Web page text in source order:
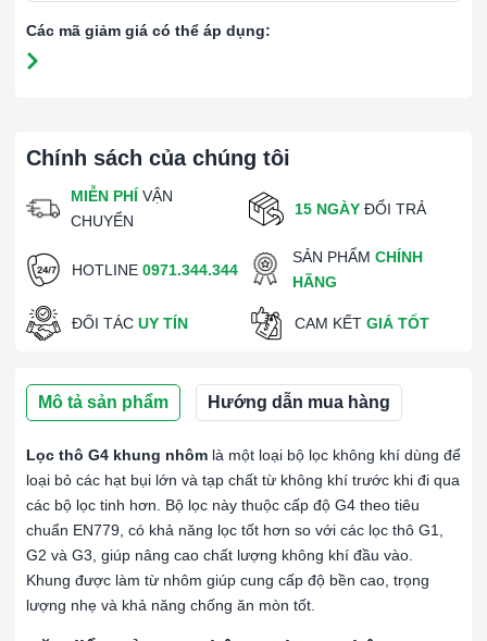
Chính sách của chúng tôi
MIỄN PHÍ VẬN
CHUYỂN
15 NGÀY ĐỔI TRẢ
HOTLINE 0971.344.344
SẢN PHẨMCHÍNH
HÃNG
ĐỐI TÁC UY TÍN CAM KẾT GIÁ TỐT
Mô tả sản phẩm Hướng dẫn mua hàng
Lọc thô G4 khung nhôm là một loại bộ lọc không khí dùng để
loại bỏ các hạt bụi lớn và tạp chất từ không khí trước khi đi qua
các bộ lọc tinh hơn. Bộ lọc này thuộc cấp độ G4 theo tiêu
chuẩn EN779, có khả năng lọc tốt hơn so với các lọc thô G1,
G2 và G3, giúp nâng cao chất lượng không khí đầu vào.
Khung được làm từ nhôm giúp cung cấp độ bền cao, trọng
lượng nhẹ và khả năng chống ăn mòn tốt.
Các mã giảm giá có thể áp dụng: